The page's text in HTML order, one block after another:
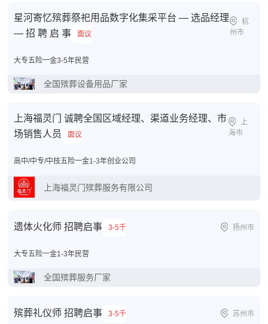
星河寄忆殡葬祭祀用品数字化集采平台 — 选品经理
— 招 聘 启 事
面议
杭
州市
大专五险一金3-5年民营
全国殡葬设备用品厂家
上海福灵门 诚聘全国区域经理、渠道业务经理、市
场销售人员
面议
上
海市
高中/中专/中技五险一金1-3年创业公司
上海福灵门殡葬服务有限公司
遗体火化师 招聘启事 3-5千 扬州市
大专五险一金1-3年民营
全国殡葬服务厂家
殡葬礼仪师 招聘启事 3-5千 苏州市